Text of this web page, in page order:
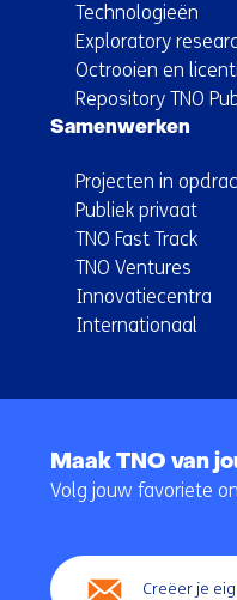
Technologieën
Exploratory
Octrooien en
Repository TNO
Samenwerken
Projecten in
Publiek privaat
TNO Fast Track
TNO Ventures
Innovatiecentra
Internationaal
Maak TNO van
Volg jouw favoriete
Creëer je